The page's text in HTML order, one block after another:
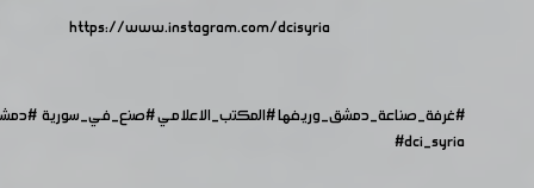
https://www.instagram.com/dcisyria​
#غرفة_صناعة_دمشق_وريفها#المكتب_الاعلامي#صنع_في_سورية
#dci_syria